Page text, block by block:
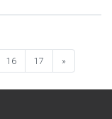
16 17 »